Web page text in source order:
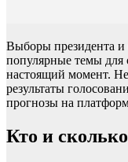
Выборы президента
популярные темы для
настоящий момент.
результаты
прогнозы на
Кто и